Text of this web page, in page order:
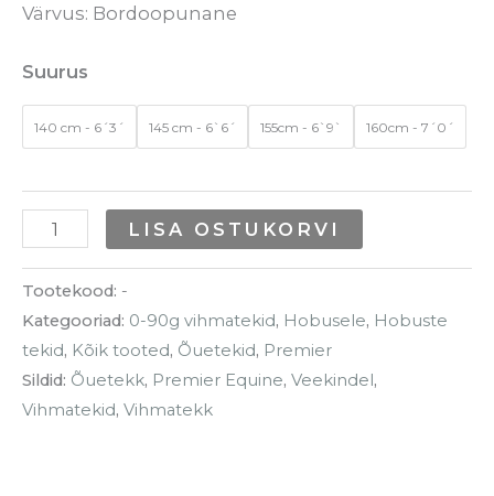
Värvus: Bordoopunane
Suurus
140 cm - 6´3´ 145 cm - 6`6´ 155cm - 6`9` 160cm - 7´0´
LISA OSTUKORVI
Tootekood: -
Kategooriad: 0-90g vihmatekid, Hobusele, Hobuste
tekid, Kõik tooted, Õuetekid, Premier
Sildid: Õuetekk, Premier Equine, Veekindel,
Vihmatekid, Vihmatekk